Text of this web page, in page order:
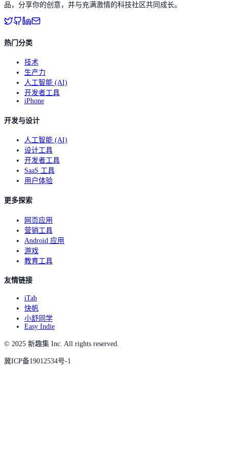
品，分享你的创意，并与充满激情的科技社区共同成长。
热门分类
技术
生产力
人工智能 (AI)
开发者工具
iPhone
开发与设计
人工智能 (AI)
设计工具
开发者工具
SaaS 工具
用户体验
更多探索
网页应用
营销工具
Android 应用
游戏
教育工具
友情链接
iTab
快帆
小舒同学
Easy Indie
© 2025 新趣集 Inc. All rights reserved.
冀ICP备19012534号-1